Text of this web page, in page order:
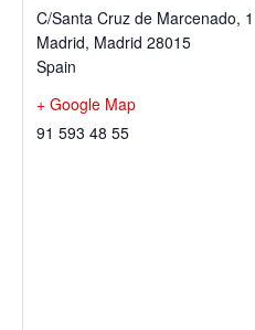
C/Santa Cruz de Marcenado, 1
Madrid, Madrid 28015
Spain
+ Google Map
91 593 48 55